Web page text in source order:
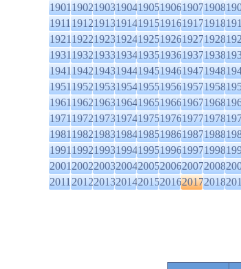
19011902190319041905190619071908
19111912191319141915191619171918
19211922192319241925192619271928
19311932193319341935193619371938
19411942194319441945194619471948
19511952195319541955195619571958
19611962196319641965196619671968
19711972197319741975197619771978
19811982198319841985198619871988
19911992199319941995199619971998
20012002200320042005200620072008
20112012201320142015201620172018